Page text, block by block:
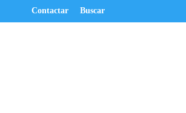
Contactar Buscar